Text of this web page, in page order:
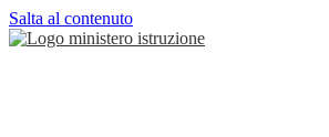
Salta al contenuto